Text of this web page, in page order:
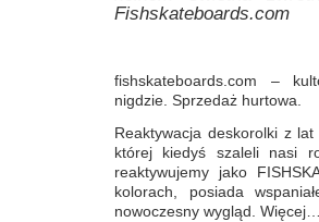
Fishskateboards.com
fishskateboards.com –
nigdzie. Sprzedaż hurtowa.
Reaktywacja deskorolki z
której kiedyś szaleli nasi
reaktywujemy jako
kolorach, posiada
nowoczesny wygląd.